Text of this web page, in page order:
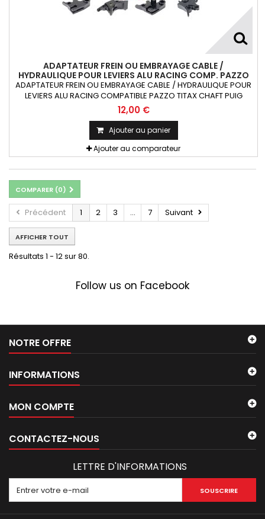
ADAPTATEUR FREIN OU EMBRAYAGE CABLE /
HYDRAULIQUE POUR LEVIERS ALU RACING COMP. PAZZO
TITAX CHAFT PUIG RIZOMA X1
ADAPTATEUR FREIN OU EMBRAYAGE CABLE / HYDRAULIQUE POUR
LEVIERS ALU RACING COMPATIBLE PAZZO TITAX CHAFT PUIG
RIZOMA 1 pièce
12,00 €
Ajouter au panier
Ajouter au comparateur
COMPARER (0)
Précédent 1 2 3 ... 7 Suivant
AFFICHER TOUT
Résultats 1 - 12 sur 80.
Follow us on Facebook
NOTRE OFFRE
INFORMATIONS
MON COMPTE
CONTACTEZ-NOUS
LETTRE D'INFORMATIONS
SOUSCRIRE